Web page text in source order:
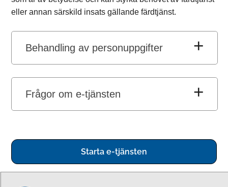
eller annan särskild insats gällande färdtjänst.
Behandling av personuppgifter
Frågor om e-tjänsten
Starta e-tjänsten